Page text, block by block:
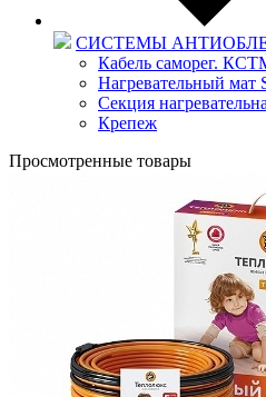
СИСТЕМЫ
Кабель саморег.
Нагревательный мат
Секция
Крепеж
Просмотренные товары